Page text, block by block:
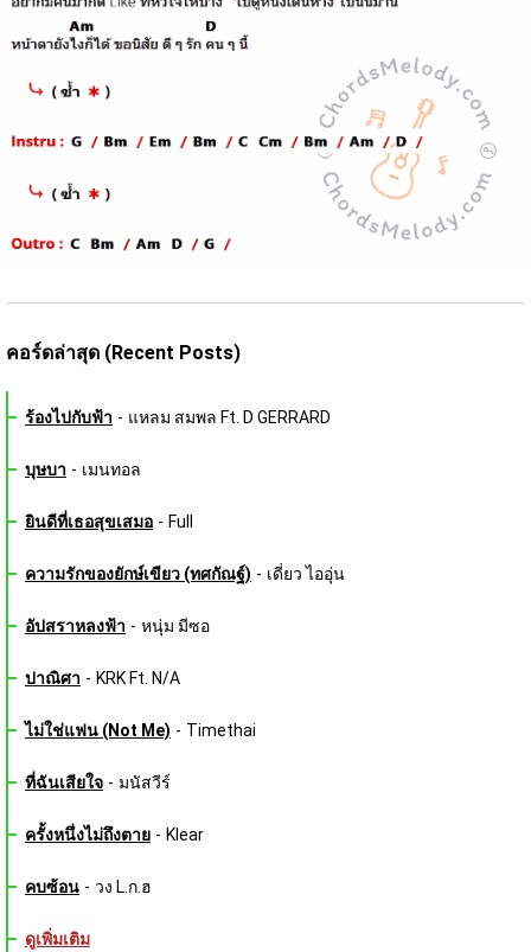
คอร์ดล่าสุด (Recent Posts)
ร้องไปกับฟ้า - แหลม สมพล Ft. D GERRARD
บุษบา - เมนทอล
ยินดีที่เธอสุขเสมอ - Full
ความรักของยักษ์เขียว (ทศกัณฐ์) - เดี่ยว ไออุ่น
อัปสราหลงฟ้า - หนุ่ม มีซอ
ปาณิศา - KRK Ft. N/A
ไม่ใช่แฟน (Not Me) - Timethai
ที่ฉันเสียใจ - มนัสวีร์
ครั้งหนึ่งไม่ถึงตาย - Klear
คบซ้อน - วง L.ก.ฮ
ดูเพิ่มเติม